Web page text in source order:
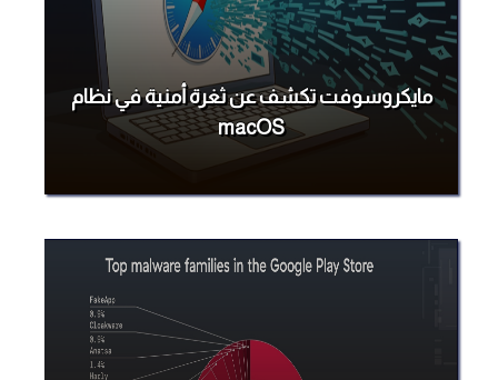
مايكروسوفت تكشف عن ثغرة أمنية في نظام
macOS